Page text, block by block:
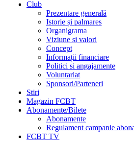
Club
Prezentare generală
Istorie și palmares
Organigrama
Viziune si valori
Concept
Informații financiare
Politici si angajamente
Voluntariat
Sponsori/Parteneri
Stiri
Magazin FCBT
Abonamente/Bilete
Abonamente
Regulament campanie
FCBT TV